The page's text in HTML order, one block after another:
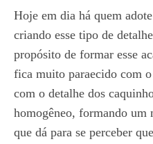
Hoje em dia há quem
criando esse tipo de
propósito de formar esse
fica muito paraecido com
com o detalhe dos
homogêneo, formando um
que dá para se perceber